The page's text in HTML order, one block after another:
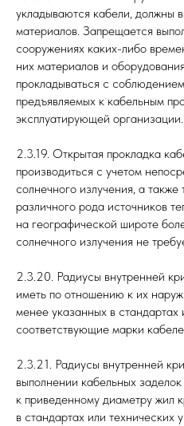
укладываются кабели, должны
материалов. Запрещается
сооружениях каких-либо
них материалов и
прокладываться с
предъявляемых к кабельным
эксплуатирующей организации.
2.3.19. Открытая прокладка
производиться с учетом
солнечного излучения, а также
различного рода источников
на географической широте
солнечного излучения не
2.3.20. Радиусы внутренней
иметь по отношению к их
менее указанных в стандартах
соответствующие марки
2.3.21. Радиусы внутренней
выполнении кабельных
к приведенному диаметру жил
в стандартах или технических